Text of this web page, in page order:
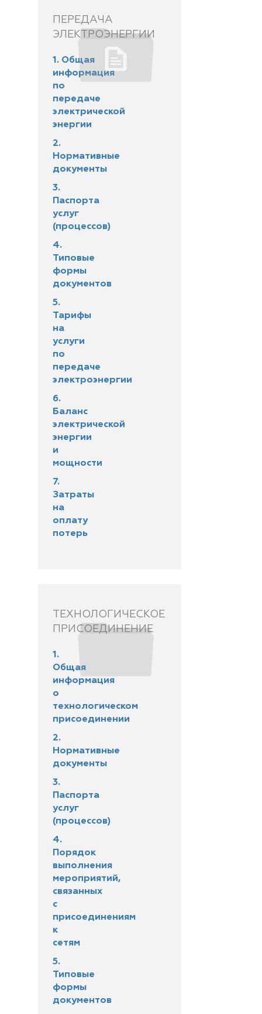
ПЕРЕДАЧА
ЭЛЕКТРОЭНЕРГИИ
1. Общая
информация
по
передаче
электрической
энергии
2.
Нормативные
документы
3.
Паспорта
услуг
(процессов)
4.
Типовые
формы
документов
5.
Тарифы
на
услуги
по
передаче
электроэнергии
6.
Баланс
электрической
энергии
и
мощности
7.
Затраты
на
оплату
потерь
ТЕХНОЛОГИЧЕСКОЕ
ПРИСОЕДИНЕНИЕ
1.
Общая
информация
о
технологическом
присоединении
2.
Нормативные
документы
3.
Паспорта
услуг
(процессов)
4.
Порядок
выполнения
мероприятий,
связанных
с
присоединениям
к
сетям
5.
Типовые
формы
документов